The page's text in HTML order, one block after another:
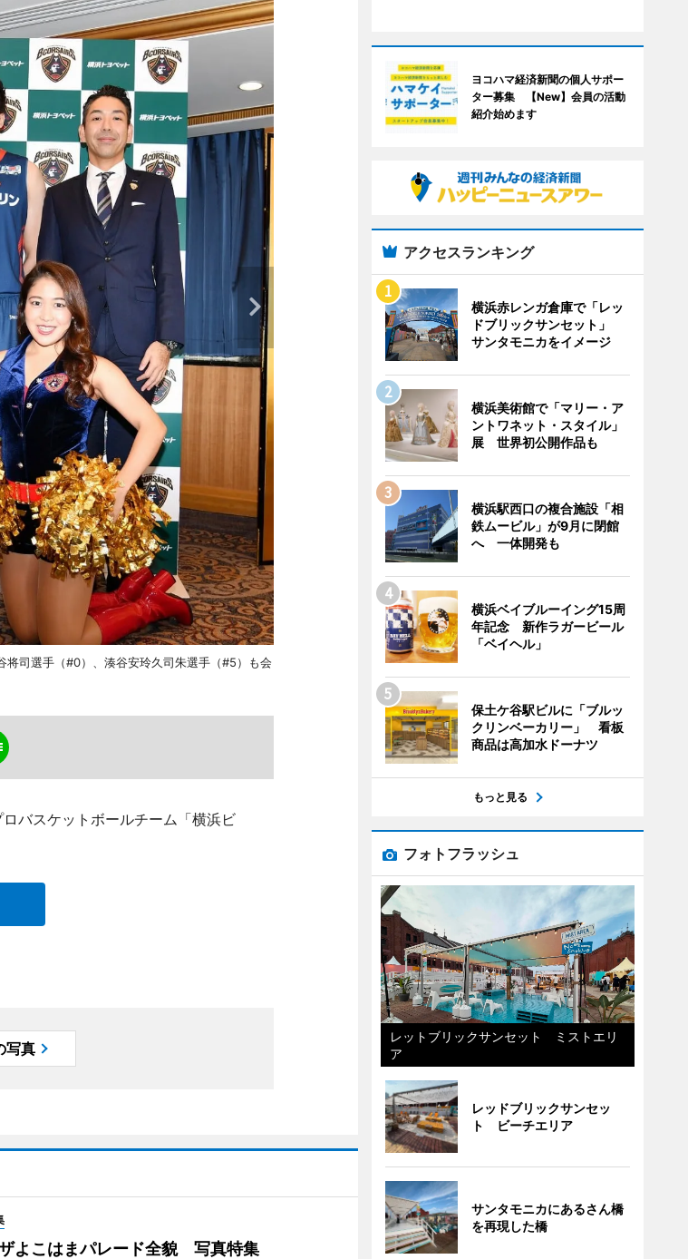
将司選手（#0）、湊谷安玲久司朱選手（#5）も会
バスケットボールチーム「横浜ビ
写真
よこはまパレード全貌 写真特集
ヨコハマ経済新聞の個人サポー
ター募集 【New】会員の活動
紹介始めます
アクセスランキング
横浜赤レンガ倉庫で「レッ
ドブリックサンセット」
サンタモニカをイメージ
横浜美術館で「マリー・ア
ントワネット・スタイル」
展 世界初公開作品も
横浜駅西口の複合施設「相
鉄ムービル」が9月に閉館
へ 一体開発も
横浜ベイブルーイング15周
年記念 新作ラガービール
「ベイヘル」
保土ケ谷駅ビルに「ブルッ
クリンベーカリー」 看板
商品は高加水ドーナツ
もっと見る
フォトフラッシュ
レットブリックサンセット ミストエリ
ア
レッドブリックサンセッ
ト ビーチエリア
サンタモニカにあるさん橋
を再現した橋